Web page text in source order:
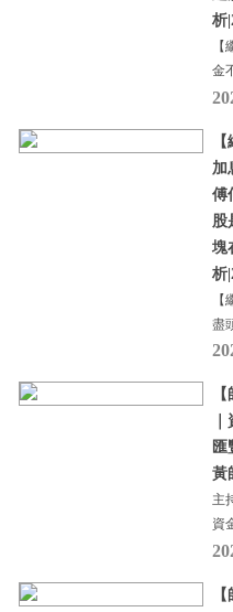
析
金
加
傅
股
塊
析
盡
匯
黃
主
資